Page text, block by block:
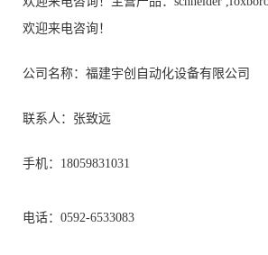
欢迎来电咨询！
公司名称：福建宇创自动化设备有限公司
联系人：张致远
手机：18059831031
电话：0592-6533083